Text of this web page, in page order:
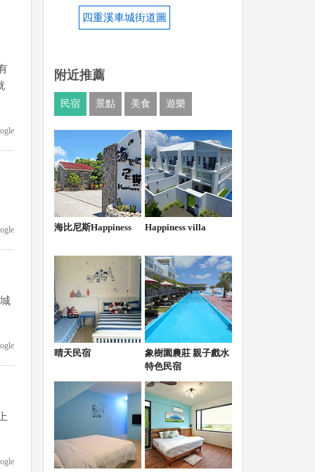
四重溪車城街道圖
附近推薦
民宿 景點 美食 遊樂
海比尼斯Happiness Happiness villa
晴天民宿
象樹園農莊 親子戲水
特色民宿